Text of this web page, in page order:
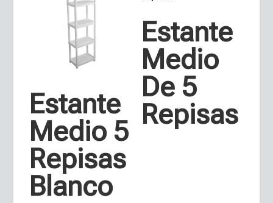
Estante
Medio 5
Repisas
Blanco
Estante
Medio
De 5
Repisas